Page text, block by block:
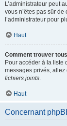
L’administrateur peut
vous n’êtes pas sûr
l’administrateur pour
Haut
Comment trouver
Pour accéder à la liste
messages privés, allez
fichiers joints.
Haut
Concernant